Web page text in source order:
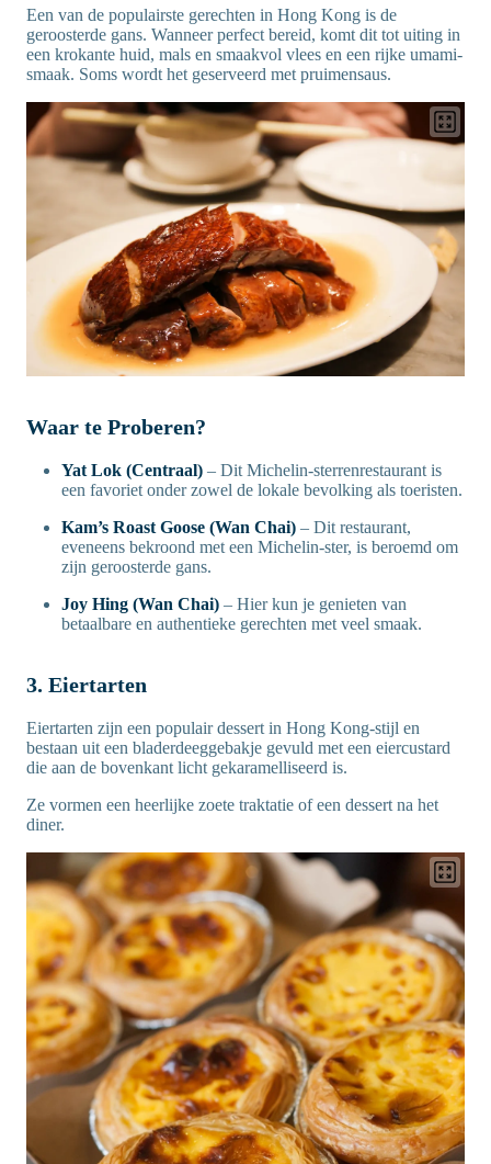
Een van de populairste gerechten in Hong Kong is de
geroosterde gans. Wanneer perfect bereid, komt dit tot uiting in
een krokante huid, mals en smaakvol vlees en een rijke umami-
smaak. Soms wordt het geserveerd met pruimensaus.
Waar te Proberen?
Yat Lok (Centraal) – Dit Michelin-sterrenrestaurant is
een favoriet onder zowel de lokale bevolking als toeristen.
Kam’s Roast Goose (Wan Chai) – Dit restaurant,
eveneens bekroond met een Michelin-ster, is beroemd om
zijn geroosterde gans.
Joy Hing (Wan Chai) – Hier kun je genieten van
betaalbare en authentieke gerechten met veel smaak.
3. Eiertarten
Eiertarten zijn een populair dessert in Hong Kong-stijl en
bestaan uit een bladerdeeggebakje gevuld met een eiercustard
die aan de bovenkant licht gekaramelliseerd is.
Ze vormen een heerlijke zoete traktatie of een dessert na het
diner.